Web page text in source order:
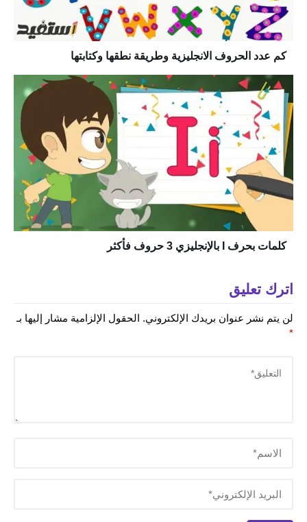
كم عدد الحروف الانجليزية وطريقة نطقها وكتابتها
كلمات بحرف I بالإنجليزي 3 حروف فأكثر
اترك تعليق
لن يتم نشر عنوان بريدك الإلكتروني. الحقول الإلزامية مشار إليها بـ
*